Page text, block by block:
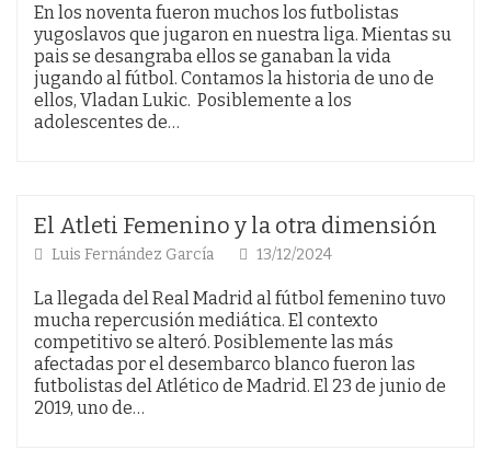
En los noventa fueron muchos los futbolistas
yugoslavos que jugaron en nuestra liga. Mientas su
pais se desangraba ellos se ganaban la vida
jugando al fútbol. Contamos la historia de uno de
ellos, Vladan Lukic. Posiblemente a los
adolescentes de…
El Atleti Femenino y la otra dimensión
Luis Fernández García 13/12/2024
La llegada del Real Madrid al fútbol femenino tuvo
mucha repercusión mediática. El contexto
competitivo se alteró. Posiblemente las más
afectadas por el desembarco blanco fueron las
futbolistas del Atlético de Madrid. El 23 de junio de
2019, uno de…